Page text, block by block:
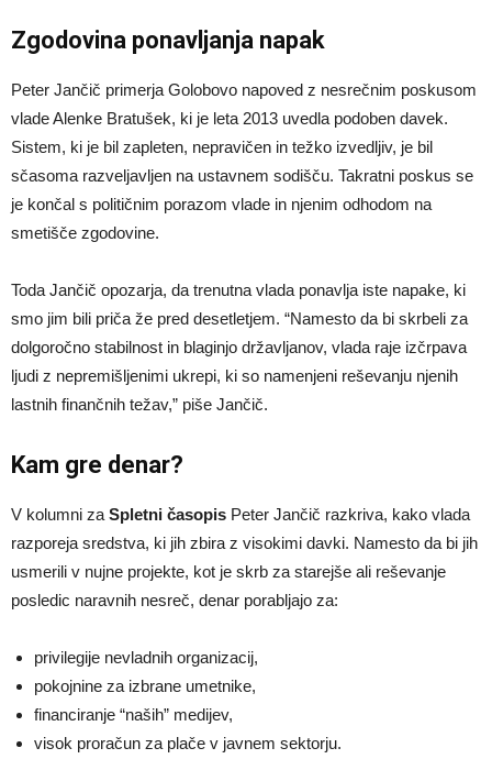
Zgodovina ponavljanja napak
Peter Jančič primerja Golobovo napoved z nesrečnim poskusom
vlade Alenke Bratušek, ki je leta 2013 uvedla podoben davek.
Sistem, ki je bil zapleten, nepravičen in težko izvedljiv, je bil
sčasoma razveljavljen na ustavnem sodišču. Takratni poskus se
je končal s političnim porazom vlade in njenim odhodom na
smetišče zgodovine.
Toda Jančič opozarja, da trenutna vlada ponavlja iste napake, ki
smo jim bili priča že pred desetletjem. “Namesto da bi skrbeli za
dolgoročno stabilnost in blaginjo državljanov, vlada raje izčrpava
ljudi z nepremišljenimi ukrepi, ki so namenjeni reševanju njenih
lastnih finančnih težav,” piše Jančič.
Kam gre denar?
V kolumni za Spletni časopis Peter Jančič razkriva, kako vlada
razporeja sredstva, ki jih zbira z visokimi davki. Namesto da bi jih
usmerili v nujne projekte, kot je skrb za starejše ali reševanje
posledic naravnih nesreč, denar porabljajo za:
privilegije nevladnih organizacij,
pokojnine za izbrane umetnike,
financiranje “naših” medijev,
visok proračun za plače v javnem sektorju.